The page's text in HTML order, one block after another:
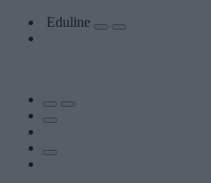
Eduline